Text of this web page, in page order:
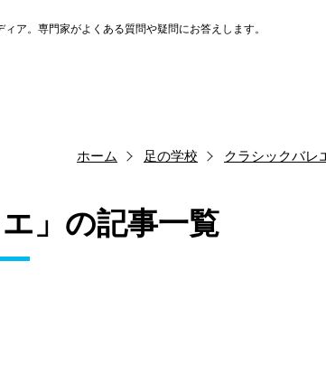
ィア。専門家がよくある質問や疑問にお答えします。
ホーム 足の学校 クラシックバレ
」の記事一覧